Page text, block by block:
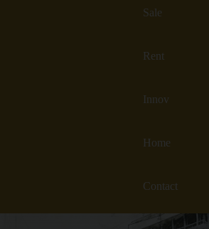
Sale
Rent
Innov
Home
Contact